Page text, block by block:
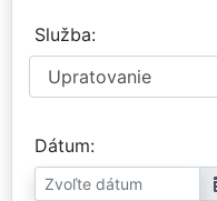
Služba
Dátum